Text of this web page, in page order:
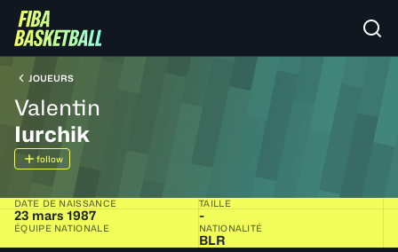
JOUEURS
Valentin
Iurchik
follow
DATE DE NAISSANCE
23 mars 1987
TAILLE
-
ÉQUIPE NATIONALE NATIONALITÉ
BLR